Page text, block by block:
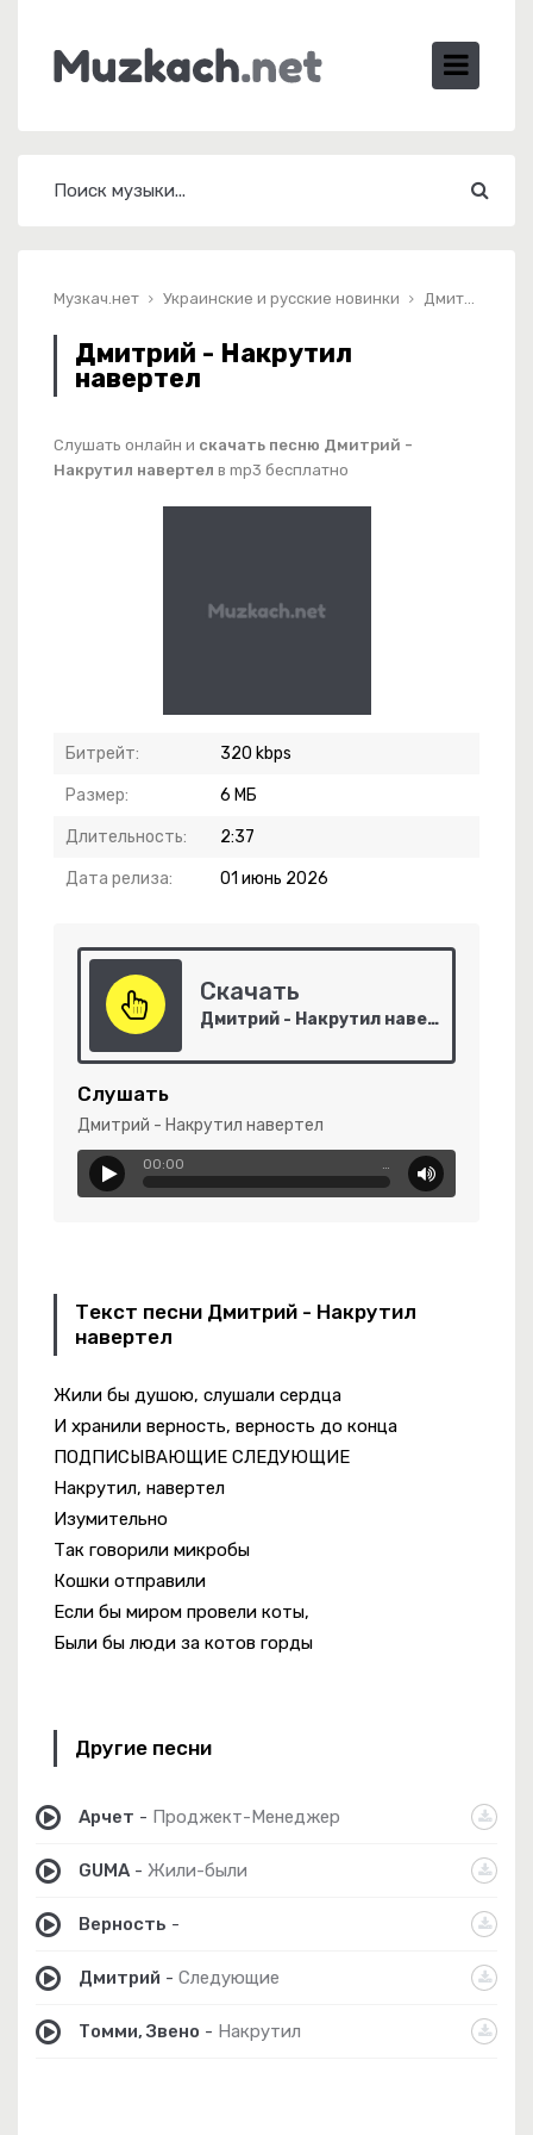
Музкач.нет Украинские и русские новинки Дмитрий - Накрутил навертел
Дмитрий - Накрутил
навертел
Слушать онлайн и скачать песню Дмитрий -
Накрутил навертел в mp3 бесплатно
Битрейт: 320 kbps
Размер: 6 МБ
Длительность: 2:37
Дата релиза: 01 июнь 2026
Скачать
Дмитрий - Накрутил навертел
Слушать
Дмитрий - Накрутил навертел
00:00 …
Текст песни Дмитрий - Накрутил
навертел
Жили бы душою, слушали сердца
И хранили верность, верность до конца
ПОДПИСЫВАЮЩИЕ СЛЕДУЮЩИЕ
Накрутил, навертел
Изумительно
Так говорили микробы
Кошки отправили
Если бы миром провели коты,
Были бы люди за котов горды
Другие песни
Арчет - Проджект-Менеджер
GUMA - Жили-были
Верность -
Дмитрий - Следующие
Томми, Звено - Накрутил
Всегда
Забытая